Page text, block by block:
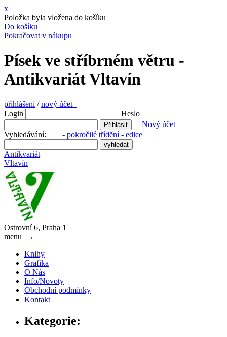
x
Položka byla vložena do košíku
Do košíku
Pokračovat v nákupu
Písek ve stříbrném větru -
Antikvariát Vltavín
přihlášení/nový účet
Login
Heslo
Nový účet
Vyhledávání: - pokročilé třídění - edice
Antikvariát
Vltavín
Ostrovní 6, Praha 1
menu
→
Knihy
Grafika
O Nás
Info/Novoty
Obchodní podmínky
Kontakt
Kategorie: